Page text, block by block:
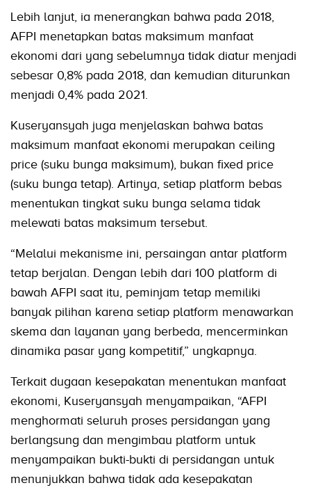
Lebih lanjut, ia menerangkan bahwa pada 2018,
AFPI menetapkan batas maksimum manfaat
ekonomi dari yang sebelumnya tidak diatur menjadi
sebesar 0,8% pada 2018, dan kemudian diturunkan
menjadi 0,4% pada 2021.
Kuseryansyah juga menjelaskan bahwa batas
maksimum manfaat ekonomi merupakan ceiling
price (suku bunga maksimum), bukan fixed price
(suku bunga tetap). Artinya, setiap platform bebas
menentukan tingkat suku bunga selama tidak
melewati batas maksimum tersebut.
“Melalui mekanisme ini, persaingan antar platform
tetap berjalan. Dengan lebih dari 100 platform di
bawah AFPI saat itu, peminjam tetap memiliki
banyak pilihan karena setiap platform menawarkan
skema dan layanan yang berbeda, mencerminkan
dinamika pasar yang kompetitif,” ungkapnya.
Terkait dugaan kesepakatan menentukan manfaat
ekonomi, Kuseryansyah menyampaikan, “AFPI
menghormati seluruh proses persidangan yang
berlangsung dan mengimbau platform untuk
menyampaikan bukti-bukti di persidangan untuk
menunjukkan bahwa tidak ada kesepakatan